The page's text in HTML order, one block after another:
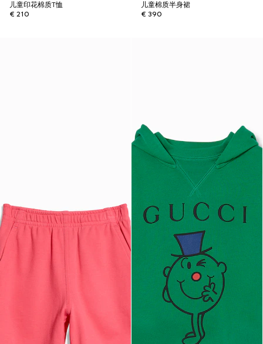
儿童印花棉质T恤
€ 210
儿童棉质半身裙
€ 390